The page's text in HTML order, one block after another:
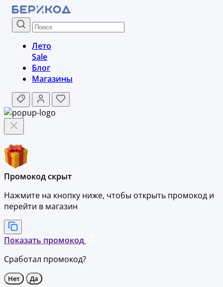
Лето
Sale
Блог
Магазины
Промокод скрыт
Нажмите на кнопку ниже, чтобы открыть промокод и
перейти в магазин
Показать промокод
Сработал промокод?
Нет Да